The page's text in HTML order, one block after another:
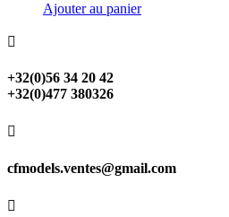
Ajouter au panier

+32(0)56 34 20 42
+32(0)477 380326

cfmodels.ventes@gmail.com
